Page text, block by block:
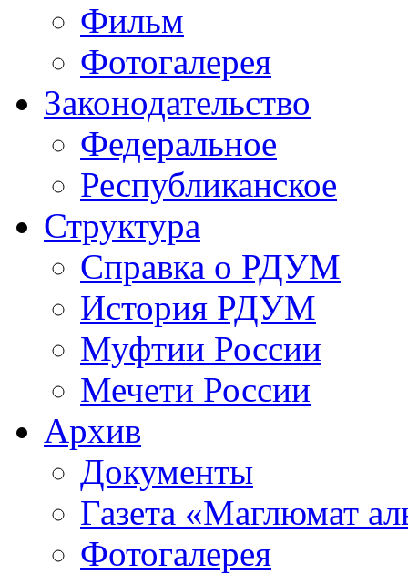
Фильм
Фотогалерея
Законодательство
Федеральное
Республиканское
Структура
Справка о РДУМ
История РДУМ
Муфтии России
Мечети России
Архив
Документы
Газета «Маглюмат
Фотогалерея